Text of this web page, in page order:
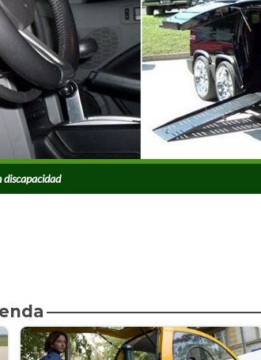
discapacidad